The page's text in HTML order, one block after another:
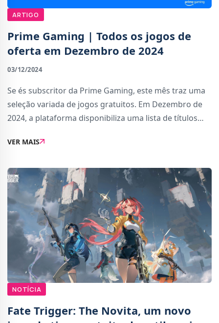
ARTIGO
Prime Gaming | Todos os jogos de
oferta em Dezembro de 2024
03/12/2024
Se és subscritor da Prime Gaming, este mês traz uma
seleção variada de jogos gratuitos. Em Dezembro de
2024, a plataforma disponibiliza uma lista de títulos
novidades mais recentes. Portanto, há algum
VER MAIS
NOTÍCIA
Fate Trigger: The Novita, um novo